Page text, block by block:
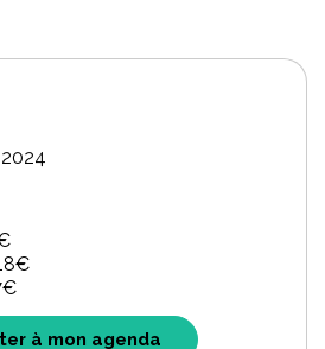
à mon agenda